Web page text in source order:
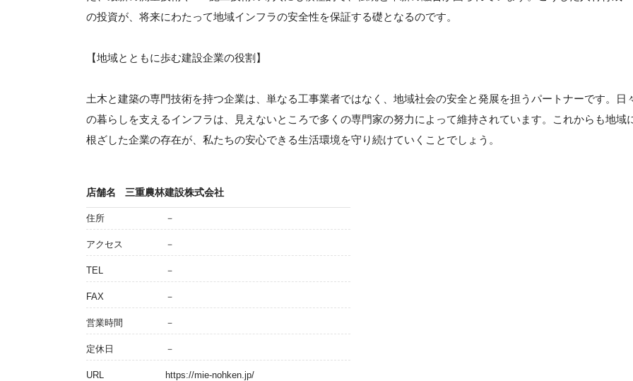
の投資が、将来にわたって地域インフラの安全性を保証する礎となるのです。
【地域とともに歩む建設企業の役割】
土木と建築の専門技術を持つ企業は、単なる工事業者ではなく、地域社会の安全と発展を担うパートナーです。日
の暮らしを支えるインフラは、見えないところで多くの専門家の努力によって維持されています。これからも地域
根ざした企業の存在が、私たちの安心できる生活環境を守り続けていくことでしょう。
店舗名 三重農林建設株式会社
住所 －
アクセス －
TEL －
FAX －
営業時間 －
定休日 －
URL https://mie-nohken.jp/